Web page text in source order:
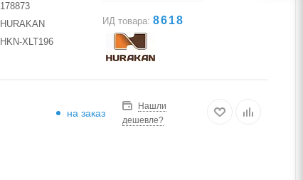
178873
HURAKAN
HKN-XLT196
ИД товара: 8618
на заказ
Нашли
дешевле?